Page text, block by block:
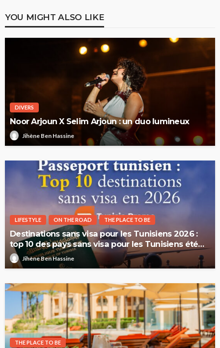
YOU MIGHT ALSO LIKE
DIVERS
Noor Arjoun X Selim Arjoun : un duo lumineux
Jihène Ben Hassine
LIFESTYLE ON THE ROAD THE PLACE TO BE
Destinations sans visa pour les Tunisiens 2026 :
top 10 des pays sans visa pour les Tunisiens été
2026Jihène Ben Hassine
THE PLACE TO BE